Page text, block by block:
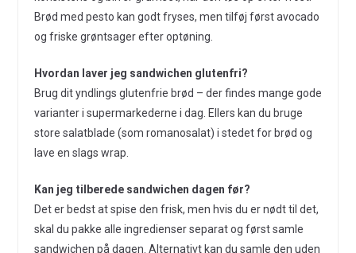
Brød med pesto kan godt fryses, men tilføj først avocado
og friske grøntsager efter optøning.
Hvordan laver jeg sandwichen glutenfri?
Brug dit yndlings glutenfrie brød – der findes mange gode
varianter i supermarkederne i dag. Ellers kan du bruge
store salatblade (som romanosalat) i stedet for brød og
lave en slags wrap.
Kan jeg tilberede sandwichen dagen før?
Det er bedst at spise den frisk, men hvis du er nødt til det,
skal du pakke alle ingredienser separat og først samle
sandwichen på dagen. Alternativt kan du samle den uden